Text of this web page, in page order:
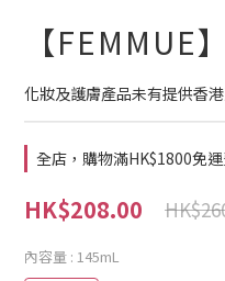
【FEMMUE
化妝及護膚產品未有提供香
全店，購物滿HK$1800免
HK$208.00
內容量 : 145mL